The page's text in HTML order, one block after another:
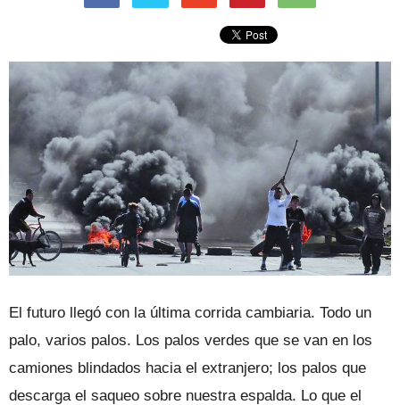
El futuro llegó con la última corrida cambiaria. Todo un
palo, varios palos. Los palos verdes que se van en los
camiones blindados hacia el extranjero; los palos que
descarga el saqueo sobre nuestra espalda. Lo que el